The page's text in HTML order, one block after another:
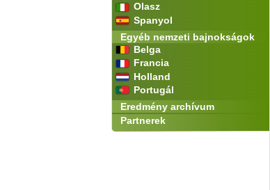
Olasz
Spanyol
Egyéb nemzeti bajnokságok
Belga
Francia
Holland
Portugál
Eredmény archívum
Partnerek